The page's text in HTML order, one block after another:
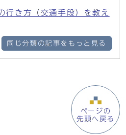
行き方（交通手段）を教え
同じ分類の記事をもっと見る
ページの
先頭へ戻る